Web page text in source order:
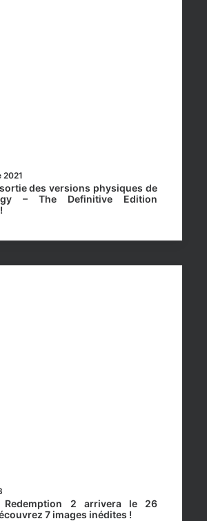
2021
des versions physiques de
– The Definitive Edition
Redemption 2 arrivera le 26
7 images inédites !